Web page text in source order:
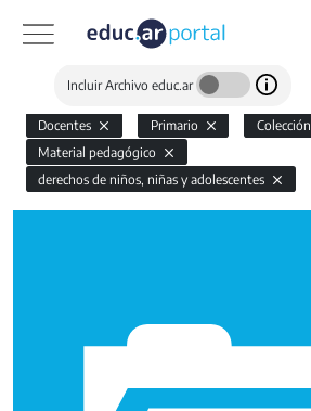
Incluir Archivo educ.ar
Docentes Primario
Colección
Material pedagógico
derechos de niños, niñas y adolescentes